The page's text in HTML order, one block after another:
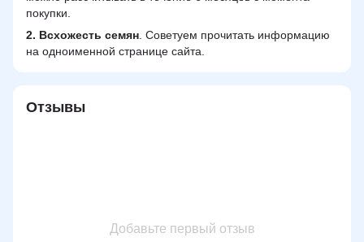
покупки.
2. Всхожесть семян . Советуем прочитать информацию
на одноименной странице сайта.
Отзывы
Добавьте первый отзыв